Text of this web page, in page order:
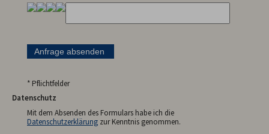
* Pflichtfelder
Datenschutz
Mit dem Absenden des Formulars habe ich die
Datenschutzerklärung zur Kenntnis genommen.